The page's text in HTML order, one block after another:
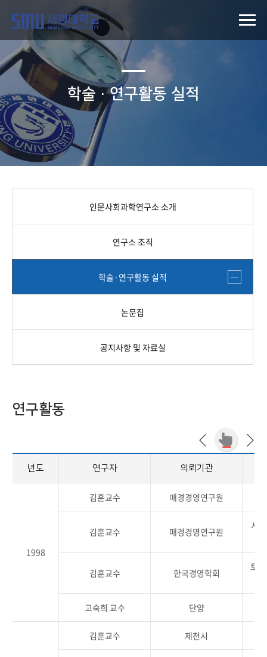
학술·연구활동 실적
인문사회과학연구소 소개
연구소 조직
학술·연구활동 실적
논문집
공지사항 및 자료실
연구활동
년도 연구자 의뢰기관
1998
김훈교수 매경경영연구원 한
김훈교수 매경경영연구원
시
김훈교수 한국경영학회
토
고숙희 교수 단양
김훈교수 제천시